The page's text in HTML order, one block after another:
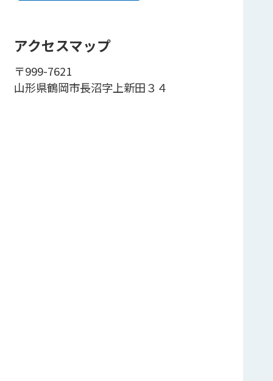
アクセスマップ
〒999-7621
山形県鶴岡市長沼字上新田３４